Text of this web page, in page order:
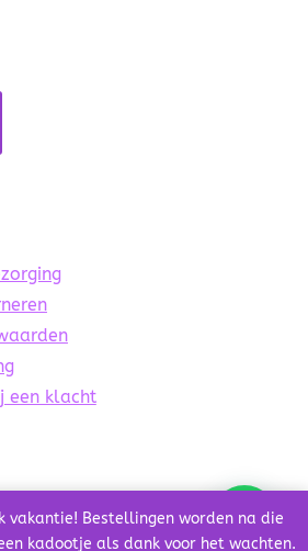
vakantie! Bestellingen worden na die
kadootje als dank voor het wachten.
een klacht